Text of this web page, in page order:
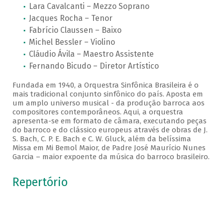
Lara Cavalcanti – Mezzo Soprano
Jacques Rocha – Tenor
Fabrício Claussen – Baixo
Michel Bessler – Violino
Cláudio Ávila – Maestro Assistente
Fernando Bicudo – Diretor Artístico
Fundada em 1940, a Orquestra Sinfônica Brasileira é o
mais tradicional conjunto sinfônico do país. Aposta em
um amplo universo musical - da produção barroca aos
compositores contemporâneos. Aqui, a orquestra
apresenta-se em formato de câmara, executando peças
do barroco e do clássico europeus através de obras de J.
S. Bach, C. P. E. Bach e C. W. Gluck, além da belíssima
Missa em Mi Bemol Maior, de Padre José Maurício Nunes
Garcia – maior expoente da música do barroco brasileiro.
Repertório